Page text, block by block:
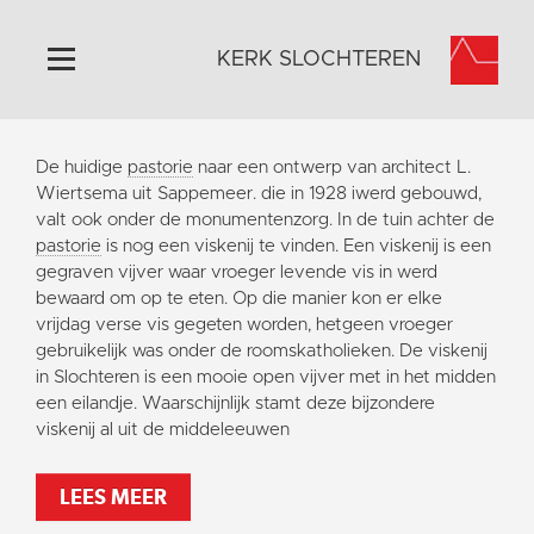
Home
Algemeen
Historie
Omgeving
Activiteiten
Steun ons
Contact
Vaktaal
KERK SLOCHTEREN
De huidige pastorie naar een ontwerp van architect L.
Wiertsema uit Sappemeer. die in 1928 iwerd gebouwd,
valt ook onder de monumentenzorg. In de tuin achter de
pastorie is nog een viskenij te vinden. Een viskenij is een
gegraven vijver waar vroeger levende vis in werd
bewaard om op te eten. Op die manier kon er elke
vrijdag verse vis gegeten worden, hetgeen vroeger
gebruikelijk was onder de roomskatholieken. De viskenij
in Slochteren is een mooie open vijver met in het midden
een eilandje. Waarschijnlijk stamt deze bijzondere
viskenij al uit de middeleeuwen
LEES MEER